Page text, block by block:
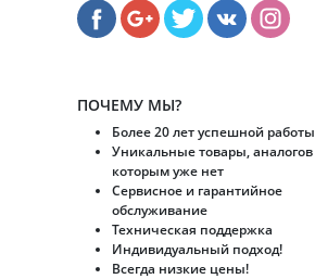
ПОЧЕМУ МЫ?
Более 20 лет успешной работы
Уникальные товары, аналогов
которым уже нет
Сервисное и гарантийное
обслуживание
Техническая поддержка
Индивидуальный подход!
Всегда низкие цены!